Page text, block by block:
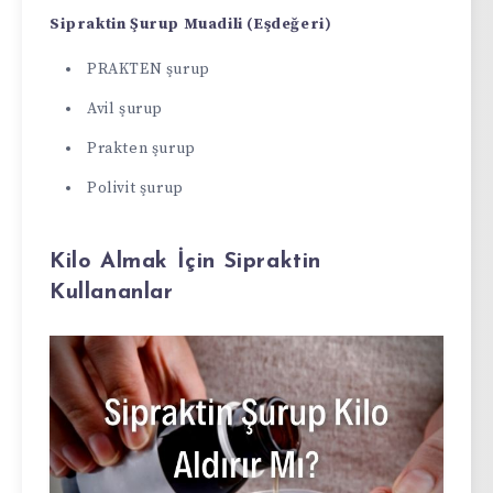
Sipraktin Şurup Muadili (Eşdeğeri)
PRAKTEN şurup
Avil şurup
Prakten şurup
Polivit şurup
Kilo Almak İçin Sipraktin
Kullananlar